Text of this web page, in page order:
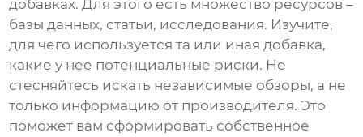
добавках. Для этого есть множество ресурсов –
базы данных, статьи, исследования. Изучите,
для чего используется та или иная добавка,
какие у нее потенциальные риски. Не
стесняйтесь искать независимые обзоры, а не
только информацию от производителя. Это
поможет вам сформировать собственное